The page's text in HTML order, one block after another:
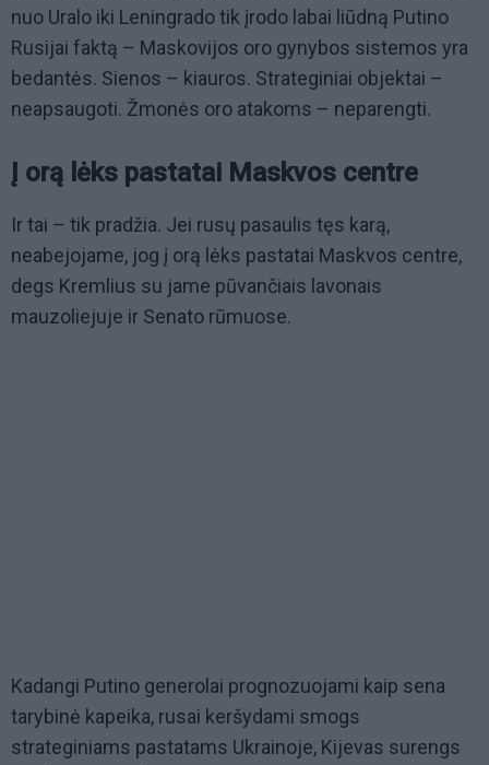
nuo Uralo iki Leningrado tik įrodo labai liūdną Putino
Rusijai faktą – Maskovijos oro gynybos sistemos yra
bedantės. Sienos – kiauros. Strateginiai objektai –
neapsaugoti. Žmonės oro atakoms – neparengti.
Į orą lėks pastatai Maskvos centre
Ir tai – tik pradžia. Jei rusų pasaulis tęs karą,
neabejojame, jog į orą lėks pastatai Maskvos centre,
degs Kremlius su jame pūvančiais lavonais
mauzoliejuje ir Senato rūmuose.
Kadangi Putino generolai prognozuojami kaip sena
tarybinė kapeika, rusai keršydami smogs
strateginiams pastatams Ukrainoje, Kijevas surengs